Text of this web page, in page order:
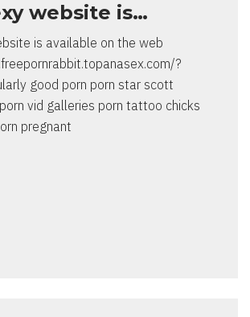
website is…
is available on the web
?
good porn porn star scott
vid galleries porn tattoo chicks
pregnant